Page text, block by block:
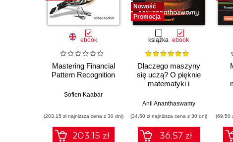
ebook
Mastering Financial
Pattern Recognition
Sofien Kaabar
(203,15 zł najniższa cena z 30 dni)
203.15 zł
Nowość
Promocja
książka ebook
Dlaczego maszyny
się uczą? O pięknie
matematyki i
współczesnej
Anil Ananthaswamy
(34,50 zł najniższa cena z 30 dni)
36.57 zł
(69,50